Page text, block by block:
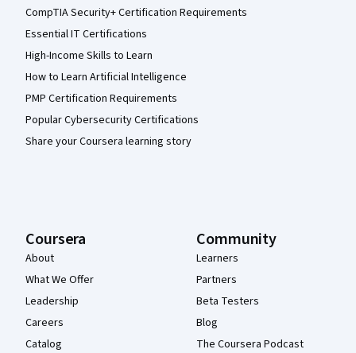
CompTIA Security+ Certification Requirements
Essential IT Certifications
High-Income Skills to Learn
How to Learn Artificial Intelligence
PMP Certification Requirements
Popular Cybersecurity Certifications
Share your Coursera learning story
Coursera
About
What We Offer
Leadership
Careers
Catalog
Community
Learners
Partners
Beta Testers
Blog
The Coursera Podcast